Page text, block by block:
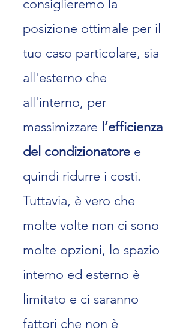
consiglieremo la
posizione ottimale per il
tuo caso particolare, sia
all'esterno che
all'interno, per
massimizzare l’efficienza
del condizionatore e
quindi ridurre i costi.
Tuttavia, è vero che
molte volte non ci sono
molte opzioni, lo spazio
interno ed esterno è
limitato e ci saranno
fattori che non è